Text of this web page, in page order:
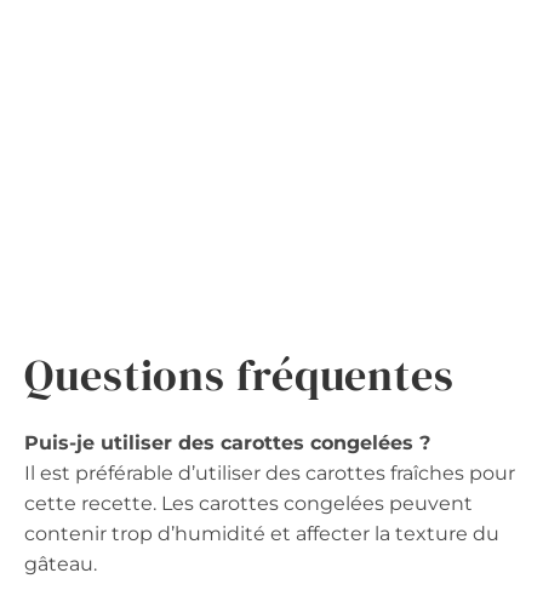
Questions fréquentes
Puis-je utiliser des carottes congelées ?
Il est préférable d’utiliser des carottes fraîches pour
cette recette. Les carottes congelées peuvent
contenir trop d’humidité et affecter la texture du
gâteau.